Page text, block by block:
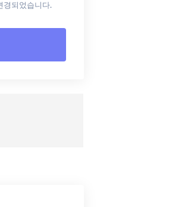
경되었습니다.